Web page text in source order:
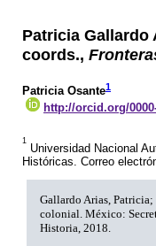
Patricia Gallardo
coords.,
Patricia Osante1
http://orcid.org/
1
Universidad Nacional
Históricas. Correo
Gallardo Arias,
colonial. México:
Historia, 2018.